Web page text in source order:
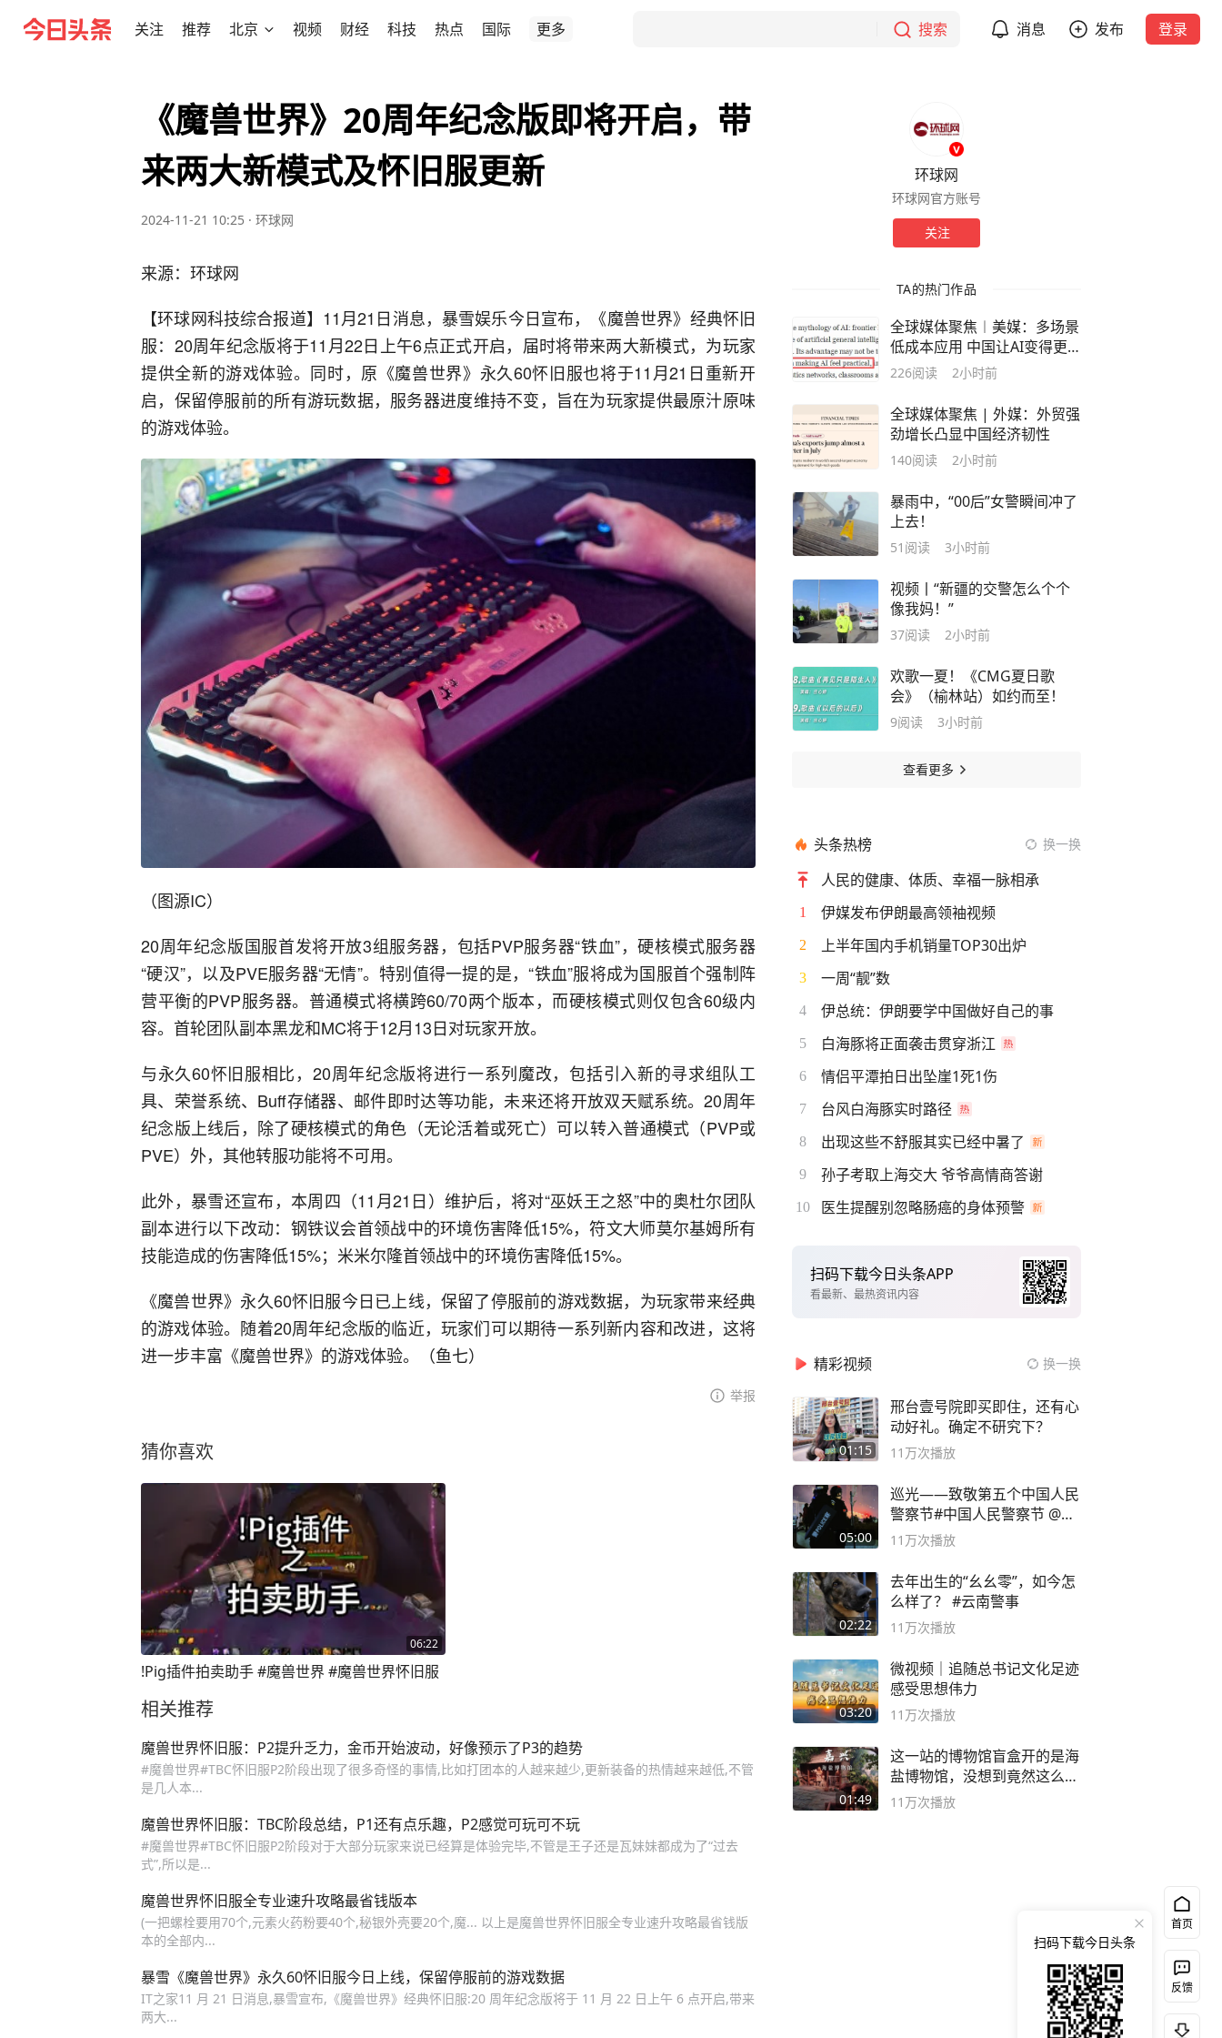
关注 推荐 北京 视频 财经 科技 热点 国际 更多 搜索 消息 发布 登录
《魔兽世界》20周年纪念版即将开启，带
来两大新模式及怀旧服更新
2024-11-21 10:25 · 环球网
来源：环球网
【环球网科技综合报道】11月21日消息，暴雪娱乐今日宣布，《魔兽世界》经典怀旧
服：20周年纪念版将于11月22日上午6点正式开启，届时将带来两大新模式，为玩家
提供全新的游戏体验。同时，原《魔兽世界》永久60怀旧服也将于11月21日重新开
启，保留停服前的所有游玩数据，服务器进度维持不变，旨在为玩家提供最原汁原味
的游戏体验。
（图源IC）
20周年纪念版国服首发将开放3组服务器，包括PVP服务器“铁血”，硬核模式服务器
“硬汉”，以及PVE服务器“无情”。特别值得一提的是，“铁血”服将成为国服首个强制阵
营平衡的PVP服务器。普通模式将横跨60/70两个版本，而硬核模式则仅包含60级内
容。首轮团队副本黑龙和MC将于12月13日对玩家开放。
与永久60怀旧服相比，20周年纪念版将进行一系列魔改，包括引入新的寻求组队工
具、荣誉系统、Buff存储器、邮件即时达等功能，未来还将开放双天赋系统。20周年
纪念版上线后，除了硬核模式的角色（无论活着或死亡）可以转入普通模式（PVP或
PVE）外，其他转服功能将不可用。
此外，暴雪还宣布，本周四（11月21日）维护后，将对“巫妖王之怒”中的奥杜尔团队
副本进行以下改动：钢铁议会首领战中的环境伤害降低15%，符文大师莫尔基姆所有
技能造成的伤害降低15%；米米尔隆首领战中的环境伤害降低15%。
《魔兽世界》永久60怀旧服今日已上线，保留了停服前的游戏数据，为玩家带来经典
的游戏体验。随着20周年纪念版的临近，玩家们可以期待一系列新内容和改进，这将
进一步丰富《魔兽世界》的游戏体验。（鱼七）
举报
猜你喜欢
06:22
!Pig插件拍卖助手 #魔兽世界 #魔兽世界怀旧服
相关推荐
魔兽世界怀旧服：P2提升乏力，金币开始波动，好像预示了P3的趋势
#魔兽世界#TBC怀旧服P2阶段出现了很多奇怪的事情,比如打团本的人越来越少,更新装备的热情越来越低,不管
是几人本...
魔兽世界怀旧服：TBC阶段总结，P1还有点乐趣，P2感觉可玩可不玩
#魔兽世界#TBC怀旧服P2阶段对于大部分玩家来说已经算是体验完毕,不管是王子还是瓦妹妹都成为了“过去
式”,所以是...
魔兽世界怀旧服全专业速升攻略最省钱版本
(一把螺栓要用70个,元素火药粉要40个,秘银外壳要20个,魔... 以上是魔兽世界怀旧服全专业速升攻略最省钱版
本的全部内...
暴雪《魔兽世界》永久60怀旧服今日上线，保留停服前的游戏数据
IT之家11 月 21 日消息,暴雪宣布,《魔兽世界》经典怀旧服:20 周年纪念版将于 11 月 22 日上午 6 点开启,带来
两大...
环球网
环球网官方账号
关注
TA的热门作品
全球媒体聚焦︱美媒：多场景
低成本应用 中国让AI变得更
具实用价值
226阅读 2小时前
全球媒体聚焦 | 外媒：外贸强
劲增长凸显中国经济韧性
140阅读 2小时前
暴雨中，“00后”女警瞬间冲了
上去！
51 阅读 3小时前
视频丨“新疆的交警怎么个个
像我妈！”
37阅读 2小时前
欢歌一夏！《CMG夏日歌
会》（榆林站）如约而至！
9阅读 3小时前
查看更多
头条热榜 换一换
人民的健康、体质、幸福一脉相承
1 伊媒发布伊朗最高领袖视频
2 上半年国内手机销量TOP30出炉
3 一周“靓”数
4 伊总统：伊朗要学中国做好自己的事
5 白海豚将正面袭击贯穿浙江
6 情侣平潭拍日出坠崖1死1伤
7 台风白海豚实时路径
8 出现这些不舒服其实已经中暑了
9 孙子考取上海交大 爷爷高情商答谢
10 医生提醒别忽略肠癌的身体预警
扫码下载今日头条APP
看最新、最热资讯内容
精彩视频 换一换
01:15
邢台壹号院即买即住，还有心
动好礼。确定不研究下？
11万次播放
05:00
巡光——致敬第五个中国人民
警察节#中国人民警察节 @抖
音小助手
11万次播放
02:22
去年出生的“幺幺零”，如今怎
么样了？ #云南警事
11万次播放
03:20
微视频｜追随总书记文化足迹
感受思想伟力
11万次播放
01:49
这一站的博物馆盲盒开的是海
盐博物馆，没想到竟然这么好
逛！
11万次播放
首页
反馈
扫码下载今日头条